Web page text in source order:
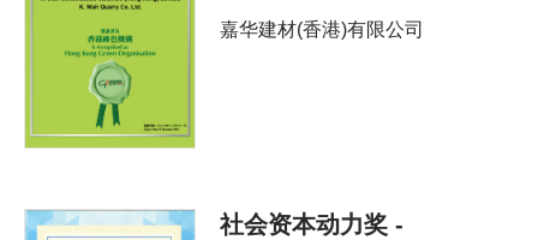
嘉华建材(香港)有限公司
社会资本动力奖 -